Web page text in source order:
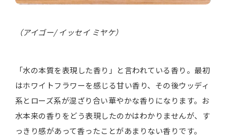
（アイゴー/ イッセイ ミヤケ）
「水の本質を表現した香り」と言われている香り。最初
はホワイトフラワーを感じる甘い香り、その後ウッディ
系とローズ系が混ざり合い華やかな香りになります。お
水本来の香りをどう表現したのかはわかりませんが、す
っきり感があって香ったことがあまりない香りです。